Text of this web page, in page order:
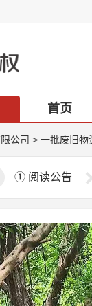
首页
西藏专
公司 > 一批废旧物
① 阅读公告